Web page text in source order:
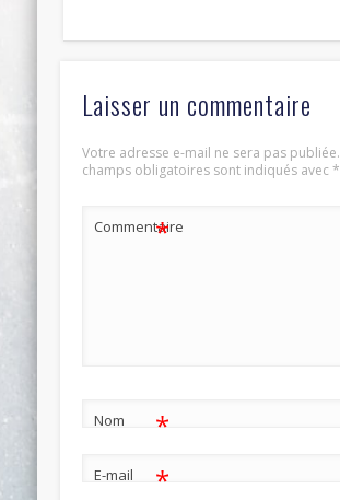
Laisser un commentaire
Votre adresse e-mail ne sera pas publiée.
champs obligatoires sont indiqués avec*
Commentaire
*
Nom *
E-mail *